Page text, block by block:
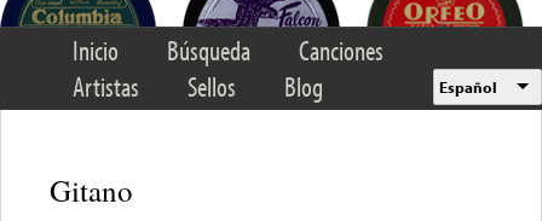
Inicio Búsqueda
Canciones
Artistas
Sellos Blog Español
Gitano